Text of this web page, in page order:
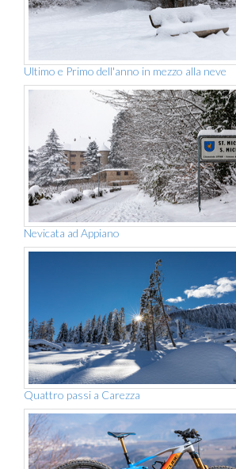
Ultimo e Primo dell'anno in mezzo alla neve
Nevicata ad Appiano
Quattro passi a Carezza